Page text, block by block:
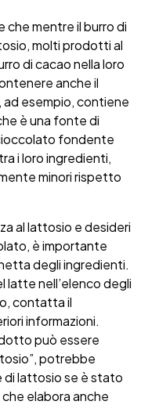
mentre il burro di
molti prodotti al
di cacao nella loro
anche il
esempio, contiene
è una fonte di
fondente
i loro ingredienti,
minori rispetto
al lattosio e desideri
è importante
degli ingredienti.
latte nell’elenco degli
contatta il
informazioni.
può essere
potrebbe
lattosio se è stato
elabora anche